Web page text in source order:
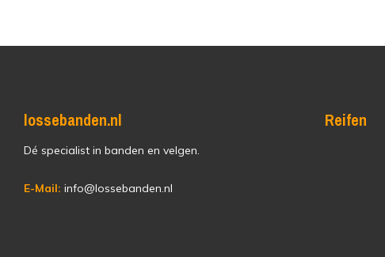
lossebanden.nl
Dé specialist in banden en velgen.
E-Mail: info@lossebanden.nl
Reifen